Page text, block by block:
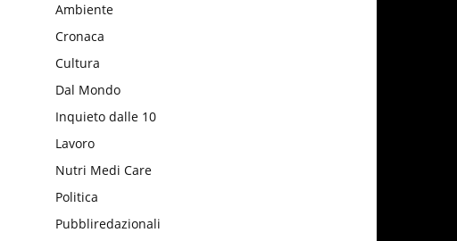
Ambiente
Cronaca
Cultura
Dal Mondo
Inquieto dalle 10
Lavoro
Nutri Medi Care
Politica
Pubbliredazionali